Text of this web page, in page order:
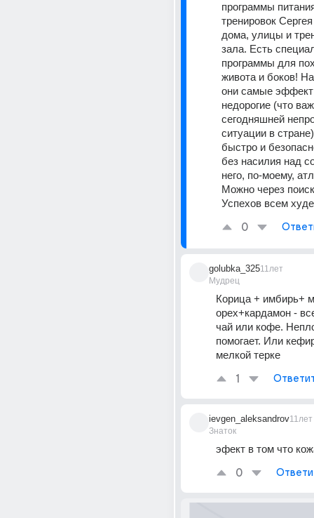
программы
тренировок
дома, улицы и
зала. Есть
программы для
живота и боков!
они самые
недорогие (что
сегодняшней
ситуации в
быстро и
без насилия над
него, по-моему,
Можно через
Успехов всем
0
golubka_325
Мудрец
11лет
Корица + имбирь+
орех+кардамон -
чай или кофе.
помогает. Или
мелкой терке
1
ievgen_aleksandrov
Знаток
11лет
эфект в том что
0